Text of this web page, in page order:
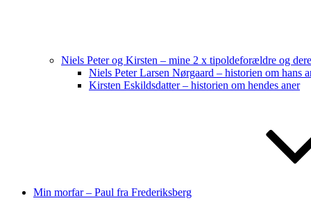
Niels Peter og Kirsten – mine 2 x tipoldeforældre og
Niels Peter Larsen Nørgaard – historien om hans
Kirsten Eskildsdatter – historien om hendes aner
Min morfar – Paul fra Frederiksberg